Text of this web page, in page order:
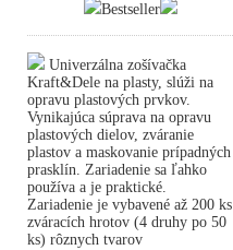
Bestseller
Univerzálna zošívačka
Kraft&Dele na plasty, slúži na
opravu plastových prvkov.
Vynikajúca súprava na opravu
plastových dielov, zváranie
plastov a maskovanie prípadných
prasklín. Zariadenie sa ľahko
používa a je praktické.
Zariadenie je vybavené až 200 ks
zváracích hrotov (4 druhy po 50
ks) rôznych tvarov